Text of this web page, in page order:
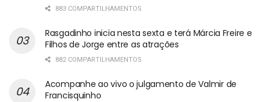
883 COMPARTILHAMENTOS
Rasgadinho inicia nesta sexta e terá Márcia Freire e
Filhos de Jorge entre as atrações
882 COMPARTILHAMENTOS
Acompanhe ao vivo o julgamento de Valmir de
Francisquinho